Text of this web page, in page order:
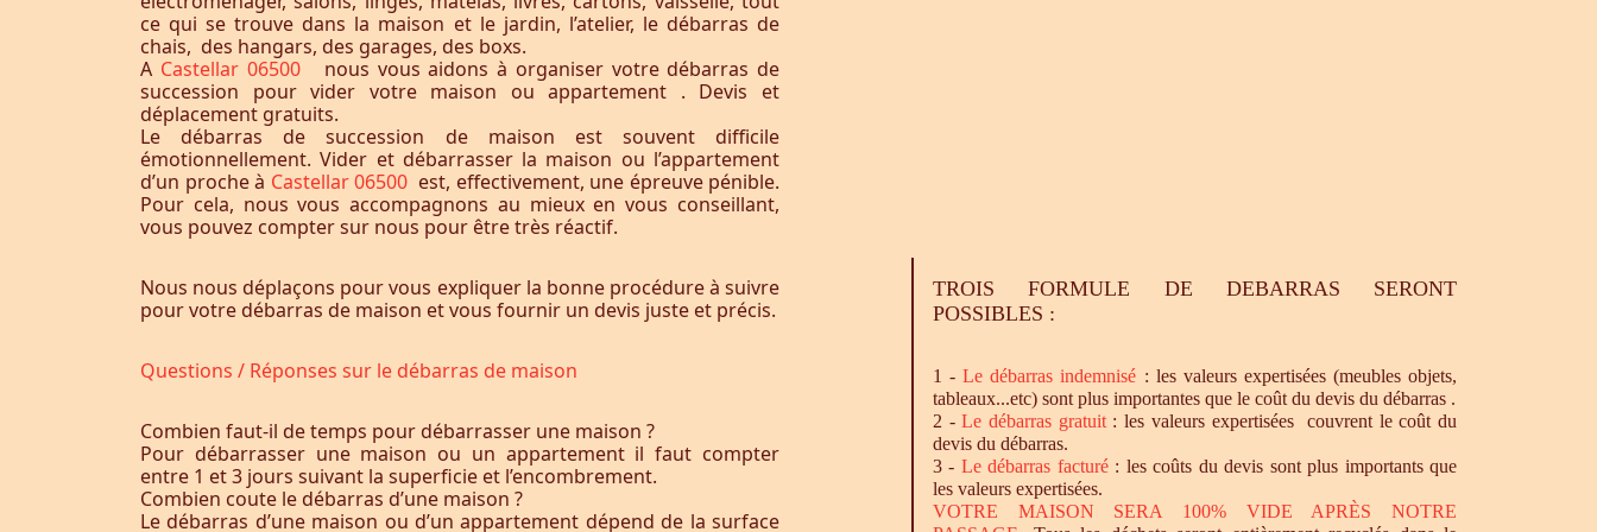
ce qui se trouve dans la maison et le jardin, l’atelier, le débarras de
chais, des hangars, des garages, des boxs.
A Castellar 06500 nous vous aidons à organiser votre débarras de
succession pour vider votre maison ou appartement . Devis et
déplacement gratuits.
Le débarras de succession de maison est souvent difficile
émotionnellement. Vider et débarrasser la maison ou l’appartement
d’un proche à Castellar 06500 est, effectivement, une épreuve pénible.
Pour cela, nous vous accompagnons au mieux en vous conseillant,
vous pouvez compter sur nous pour être très réactif.
Nous nous déplaçons pour vous expliquer la bonne procédure à suivre
pour votre débarras de maison et vous fournir un devis juste et précis.
Questions / Réponses sur le débarras de maison
Combien faut-il de temps pour débarrasser une maison ?
Pour débarrasser une maison ou un appartement il faut compter
entre 1 et 3 jours suivant la superficie et l’encombrement.
Combien coute le débarras d’une maison ?
Le débarras d’une maison ou d’un appartement dépend de la surface
TROIS FORMULE DE DEBARRAS SERONT
POSSIBLES :
1 -Ledébarras indemnisé : les valeurs expertisées (meubles objets,
tableaux...etc) sont plus importantes que le coût du devis du débarras .
2 -Ledébarras gratuit: les valeurs expertisées couvrent le coût du
devis du débarras.
3 - Ledébarras facturé: les coûts du devis sont plus importants que
les valeurs expertisées.
VOTRE MAISON SERA 100% VIDE APRÈS NOTRE